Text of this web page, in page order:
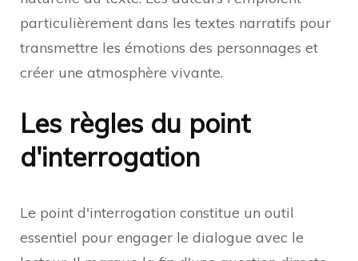
particulièrement dans les textes narratifs pour
transmettre les émotions des personnages et
créer une atmosphère vivante.
Les règles du point
d'interrogation
Le point d'interrogation constitue un outil
essentiel pour engager le dialogue avec le